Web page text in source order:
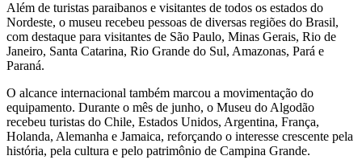
Além de turistas paraibanos e visitantes de todos os estados do
Nordeste, o museu recebeu pessoas de diversas regiões do Brasil,
com destaque para visitantes de São Paulo, Minas Gerais, Rio de
Janeiro, Santa Catarina, Rio Grande do Sul, Amazonas, Pará e
Paraná.
O alcance internacional também marcou a movimentação do
equipamento. Durante o mês de junho, o Museu do Algodão
recebeu turistas do Chile, Estados Unidos, Argentina, França,
Holanda, Alemanha e Jamaica, reforçando o interesse crescente pela
história, pela cultura e pelo patrimônio de Campina Grande.